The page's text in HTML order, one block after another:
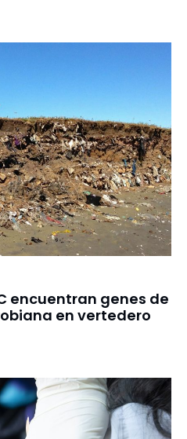
encuentran genes de
en vertedero